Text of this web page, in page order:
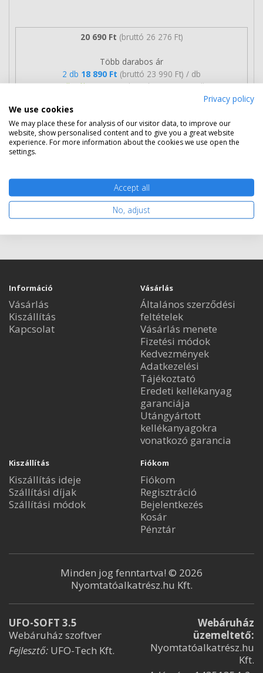
20 690 Ft (bruttó 26 276 Ft)
Több darabos ár
2 db 18 890 Ft (bruttó 23 990 Ft) / db
3 db-tól18 590 Ft (bruttó 23 609 Ft) / db
Rendelésre
Ingyenes szállítás
Kosárba tesz
Információ
Vásárlás
Kiszállítás
Kapcsolat
Vásárlás
Általános szerződési
feltételek
Vásárlás menete
Fizetési módok
Kedvezmények
Adatkezelési
Tájékoztató
Eredeti kellékanyag
garanciája
Utángyártott
kellékanyagokra
vonatkozó garancia
Kiszállítás
Kiszállítás ideje
Szállítási díjak
Szállítási módok
Fiókom
Fiókom
Regisztráció
Bejelentkezés
Kosár
Pénztár
Minden jog fenntartva! © 2026
Nyomtatóalkatrész.hu Kft.
UFO-SOFT 3.5
Webáruház szoftver
Fejlesztő: UFO-Tech Kft.
Webáruház
üzemeltető:
Nyomtatóalkatrész.hu
Kft.
Privacy policy
We use cookies
We may place these for analysis of our visitor data, to improve our
website, show personalised content and to give you a great website
experience. For more information about the cookies we use open the
settings.
Accept all
No, adjust